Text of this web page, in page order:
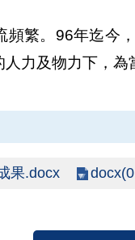
頻繁。96年迄今
力及物力下，為
果.docx